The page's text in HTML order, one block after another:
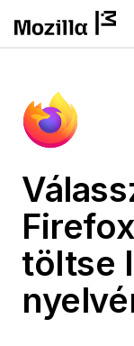
töltse